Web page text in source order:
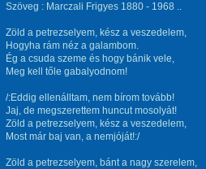
Szöveg : Marczali Frigyes 1880 - 1968 ..
Zöld a petrezselyem, kész a veszedelem,
Hogyha rám néz a galambom.
Ég a csuda szeme és hogy bánik vele,
Meg kell tőle gabalyodnom!
/:Eddig ellenálltam, nem bírom tovább!
Jaj, de megszerettem huncut mosolyát!
Zöld a petrezselyem, kész a veszedelem,
Most már baj van, a nemjóját!:/
Zöld a petrezselyem, bánt a nagy szerelem,